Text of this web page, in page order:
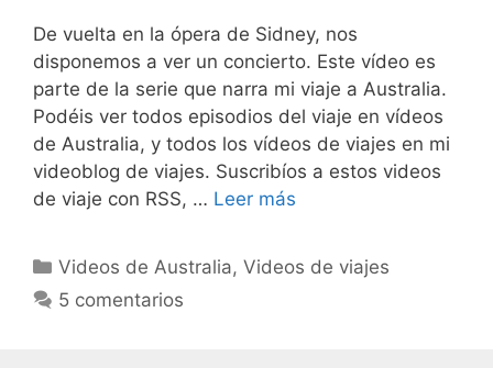
De vuelta en la ópera de Sidney, nos
disponemos a ver un concierto. Este vídeo es
parte de la serie que narra mi viaje a Australia.
Podéis ver todos episodios del viaje en vídeos
de Australia, y todos los vídeos de viajes en mi
videoblog de viajes. Suscribíos a estos videos
de viaje con RSS, … Leer más
Categorías
Videos de Australia,Videos de viajes
5 comentarios